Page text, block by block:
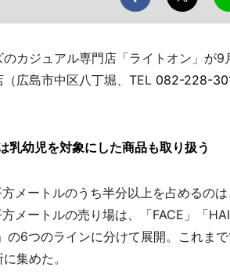
カジュアル専門店「ライトオン」が9
広島市中区八丁堀、TEL 082-228-
乳幼児を対象にした商品も取り扱う
メートルのうち半分以上を占めるの
メートルの売り場は、「FACE」「
の6つのラインに分けて展開。これま
集めた。